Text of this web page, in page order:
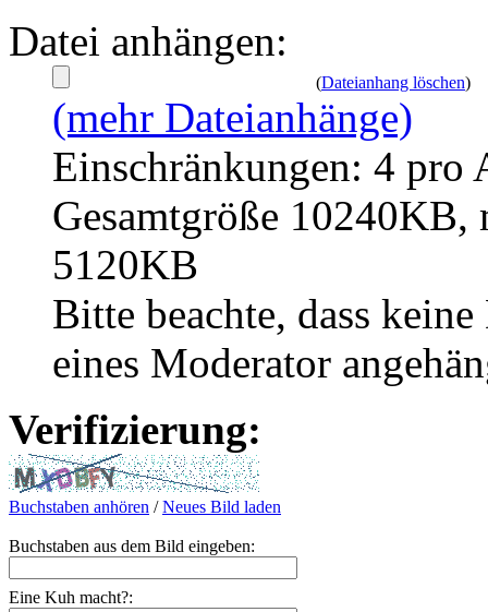
Datei anhängen:
(Dateianhang löschen)
(mehr Dateianhänge)
Einschränkungen: 4 pro
Gesamtgröße
5120KB
Bitte beachte, dass
eines Moderator
Verifizierung:
Buchstaben anhören /Neues Bild laden
Buchstaben aus dem Bild eingeben:
Eine Kuh macht?: